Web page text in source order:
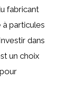
fabricant
particules
dans
un choix